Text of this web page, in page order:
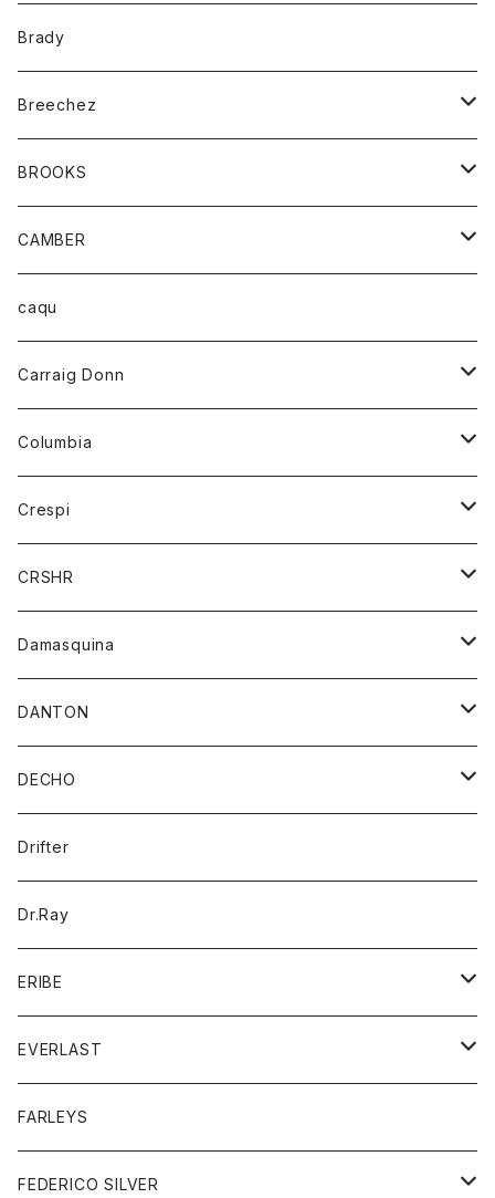
コート
バッグ
ベルト
キッズ
Tシャツ
グッズ
アンダーウェアー
カードホルダー
チーフ
バンダナ
トップス
カーディガン
トレーナー
パーカー
ボトム
オーバーオール
ショートパンツ
レディース
オーバーオール
カーディガン
Tシャツ
パーカー
Brady
Breechez
シャツ
BROOKS
グッズ
靴
CAMBER
トップス
ハーフスリーブTシャツ
caqu
Carraig Donn
ニット
Columbia
アウター
ジャケット
Crespi
ジャケット
ワンピース
ブラウス
CRSHR
キャップ
Damasquina
ウォレット
カードケース
バッグ
DANTON
アウター
コート
ジャケット
アクセサリー
バッグ
キッズ
シャツ
Tシャツ
グッズ
帽子
トップス
シャツ
セーター
ボトム
ショートパンツ
レディース
DECHO
帽子
Drifter
Dr.Ray
ERIBE
ニット
EVERLAST
トップス
ジャケット
ボトム
FARLEYS
FEDERICO SILVER